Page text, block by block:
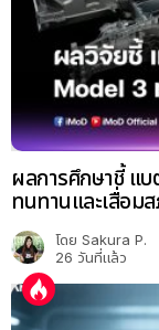
ผลการศึกษาชี้ แ
ทนทานและเสื่อม
โดย Sakura P.
26 วันที่แล้ว